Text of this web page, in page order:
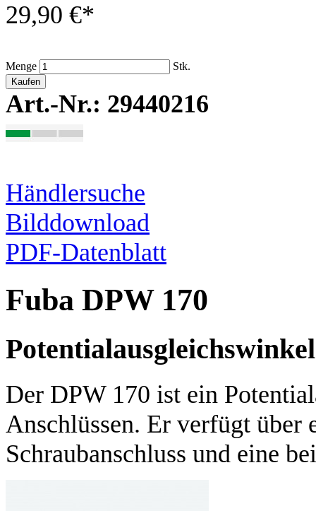
29,90 €*
Menge Stk.
Kaufen
Art.-Nr.: 29440216
Händlersuche
Bilddownload
PDF-Datenblatt
Fuba DPW 170
Potentialausgleichswinkel
Der DPW 170 ist ein
Anschlüssen. Er verfügt über
Schraubanschluss und eine